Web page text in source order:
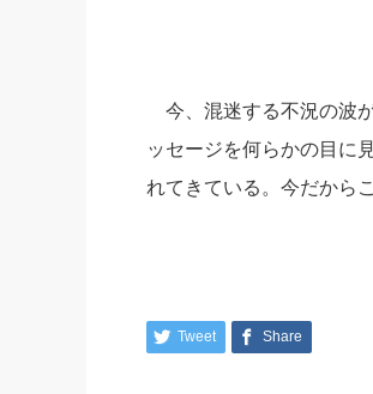
今、混迷する不況の波
ッセージを何らかの目に
れてきている。今だから
Tweet Share